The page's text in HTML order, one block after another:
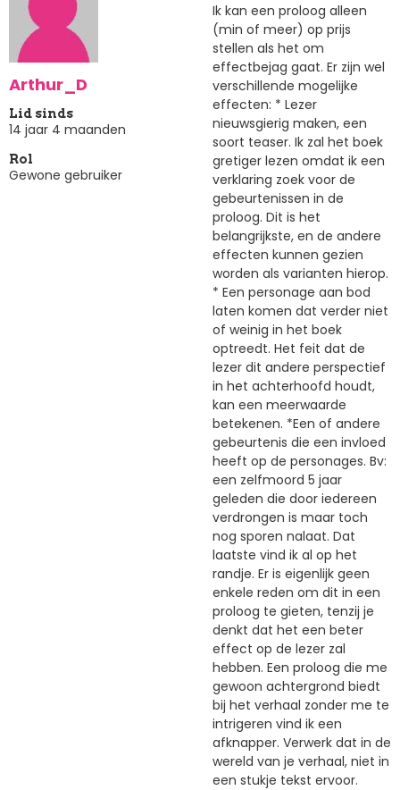
Arthur_D
Lid sinds
14 jaar 4 maanden
Rol
Gewone gebruiker
Ik kan een proloog alleen
(min of meer) op prijs
stellen als het om
effectbejag gaat. Er zijn wel
verschillende mogelijke
effecten: * Lezer
nieuwsgierig maken, een
soort teaser. Ik zal het boek
gretiger lezen omdat ik een
verklaring zoek voor de
gebeurtenissen in de
proloog. Dit is het
belangrijkste, en de andere
effecten kunnen gezien
worden als varianten hierop.
* Een personage aan bod
laten komen dat verder niet
of weinig in het boek
optreedt. Het feit dat de
lezer dit andere perspectief
in het achterhoofd houdt,
kan een meerwaarde
betekenen. *Een of andere
gebeurtenis die een invloed
heeft op de personages. Bv:
een zelfmoord 5 jaar
geleden die door iedereen
verdrongen is maar toch
nog sporen nalaat. Dat
laatste vind ik al op het
randje. Er is eigenlijk geen
enkele reden om dit in een
proloog te gieten, tenzij je
denkt dat het een beter
effect op de lezer zal
hebben. Een proloog die me
gewoon achtergrond biedt
bij het verhaal zonder me te
intrigeren vind ik een
afknapper. Verwerk dat in de
wereld van je verhaal, niet in
een stukje tekst ervoor.